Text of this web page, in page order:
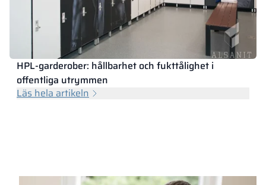
HPL-garderober: hållbarhet och fukttålighet i
offentliga utrymmen
Läs hela artikeln